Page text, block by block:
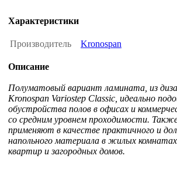
Характеристики
Производитель Kronospan
Описание
Полуматовый вариант ламината, из
Kronospan Variostep Classic, идеально
обустройства полов в офисах и
со средним уровнем проходимости.
применяют в качестве практичного и
напольного материала в жилых комнатах
квартир и загородных домов.